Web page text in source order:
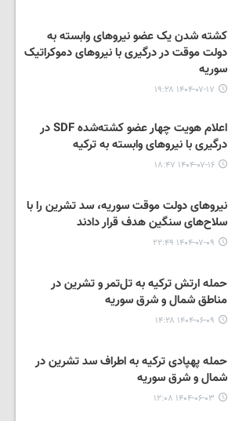
کشته شدن یک عضو نیروهای وابسته به
دولت موقت در درگیری با نیروهای دموکراتیک
سوریه
۱۴۰۴-۰۷-۱۷ ۱۹:۲۸
اعلام هویت چهار عضو کشته‌شده SDF در
درگیری با نیروهای وابسته به ترکیه
۱۴۰۴-۰۷-۱۶ ۱۸:۴۷
نیروهای دولت موقت سوریه، سد تشرین را با
سلاح‌های سنگین هدف قرار دادند
۱۴۰۴-۰۷-۰۹ ۲۲:۴۹
حمله ارتش ترکیه به تل‌تمر و تشرین در
مناطق شمال و شرق سوریه
۱۴۰۴-۰۶-۰۹ ۱۴:۲۸
حمله پهپادی ترکیه به اطراف سد تشرین در
شمال و شرق سوریه
۱۴۰۴-۰۶-۰۳ ۱۲:۰۸